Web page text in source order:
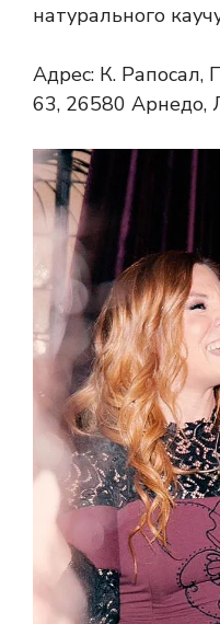
натурального
Адрес: К. Рапосал,
63, 26580 Арнедо,